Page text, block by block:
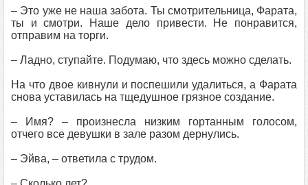
– Это уже не наша забота. Ты смотрительница, Фарата,
ты и смотри. Наше дело привести. Не понравится,
отправим на торги.
– Ладно, ступайте. Подумаю, что здесь можно сделать.
На что двое кивнули и поспешили удалиться, а Фарата
снова уставилась на тщедушное грязное создание.
– Имя? – произнесла низким гортанным голосом,
отчего все девушки в зале разом дернулись.
– Эйва, – ответила с трудом.